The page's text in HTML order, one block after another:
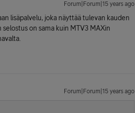
Forum|Forum|15 years ago
lisäpalvelu, joka näyttää tulevan kauden
on sama kuin MTV3 MAXin
Forum|Forum|15 years ago